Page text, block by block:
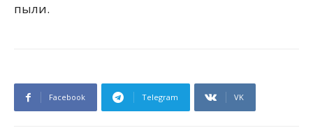
пыли.
Facebook Telegram VK